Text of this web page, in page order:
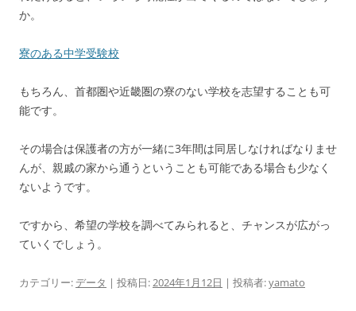
か。
寮のある中学受験校
もちろん、首都圏や近畿圏の寮のない学校を志望することも可
能です。
その場合は保護者の方が一緒に3年間は同居しなければなりませ
んが、親戚の家から通うということも可能である場合も少なく
ないようです。
ですから、希望の学校を調べてみられると、チャンスが広がっ
ていくでしょう。
カテゴリー: データ | 投稿日:2024年1月12日 | 投稿者:yamato